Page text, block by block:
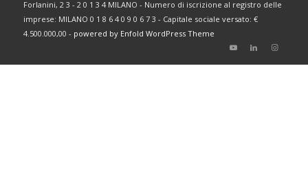
Forlanini, 2 3 - 2 0 1 3 4 MILANO - Numero di iscrizione al registro delle
imprese: MILANO 0 1 8 6 4 0 9 0 6 7 3 - Capitale sociale versato: €
4.500.000,00 - powered by Enfold WordPress Theme